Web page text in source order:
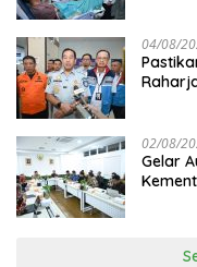
04/08/
02/08/
Gelar